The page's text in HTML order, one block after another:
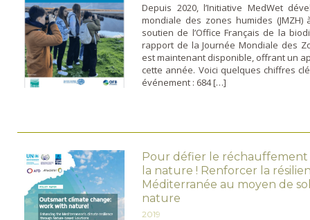
Depuis 2020, l’Initiative MedWet
mondiale des zones humides
soutien de l’Office Français de la
rapport de la Journée Mondiale des
est maintenant disponible, offrant un
cette année. Voici quelques chiffres
événement : 684 […]
Pour défier le réchauffement
la nature ! Renforcer la
Méditerranée au moyen de
nature
2019